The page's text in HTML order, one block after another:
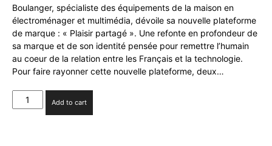
Boulanger, spécialiste des équipements de la maison en
électroménager et multimédia, dévoile sa nouvelle plateforme
de marque : « Plaisir partagé ». Une refonte en profondeur de
sa marque et de son identité pensée pour remettre l’humain
au coeur de la relation entre les Français et la technologie.
Pour faire rayonner cette nouvelle plateforme, deux…
Boulanger
dévoile
Add to cart